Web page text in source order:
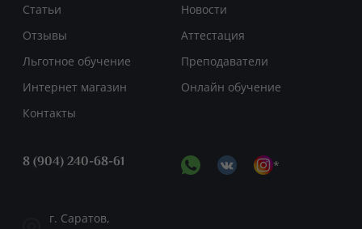
Статьи
Новости
Отзывы
Аттестация
Льготное обучение
Преподаватели
Интернет магазин
Онлайн обучение
Контакты
8 (904) 240-68-61 *
г. Саратов,